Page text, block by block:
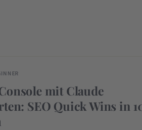
mit Claude
SEO Quick Wins in